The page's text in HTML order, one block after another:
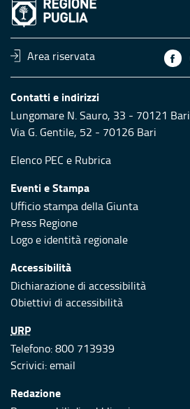
Area riservata
Contatti e indirizzi
Lungomare N. Sauro, 33 - 70121 Bari
Via G. Gentile, 52 - 70126 Bari
Elenco PEC e Rubrica
Eventi e Stampa
Ufficio stampa della Giunta
Press Regione
Logo e identità regionale
Accessibilità
Dichiarazione di accessibilità
Obiettivi di accessibilità
URP
Telefono: 800 713939
Scrivici:email
Redazione